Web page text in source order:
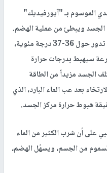
الموسوم بـ "آيورفيديك"
الجسد ويبطئ من عملية الهضم.
وتعليلهم لذلك أنّ للجسم حرارة داخلية تدور حول 36-37 درجة مئوية،
سيهبط بدرجات حرارة
الجسد مزيداً من الطاقة
بعد عب الماء البارد، الذي
هبوط حرارة مركز الجسد.
على أن شرب الكثير من الماء
من الجسم، ويسهّل الهضم،